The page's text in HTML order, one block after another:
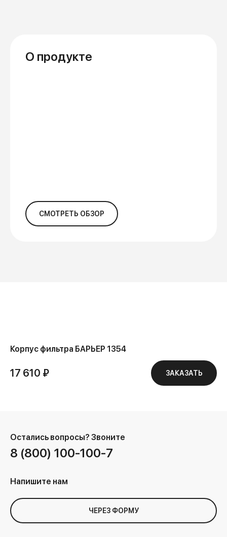
О продукте
СМОТРЕТЬ ОБЗОР
Корпус фильтра БАРЬЕР 1354
17 610 ₽ ЗАКАЗАТЬ
Остались вопросы? Звоните
8 (800) 100-100-7
Напишите нам
ЧЕРЕЗ ФОРМУ